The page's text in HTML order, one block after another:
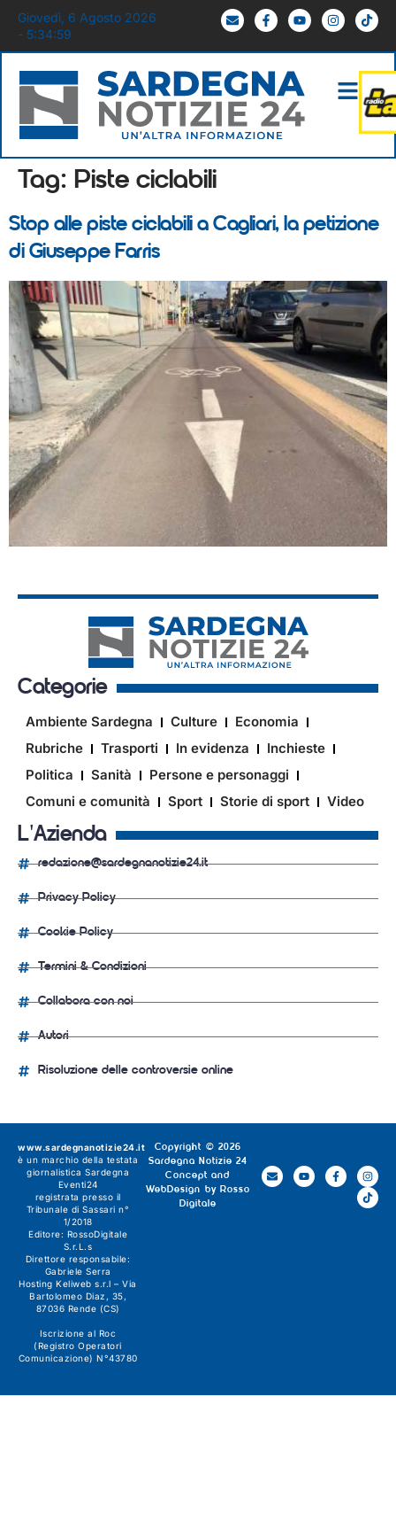
Giovedì, 6 Agosto 2026
- 5:34:59
Tag: Piste ciclabili
Stop alle piste ciclabili a Cagliari, la petizione
di Giuseppe Farris
Categorie
Ambiente Sardegna Culture
Economia
Rubriche
Trasporti In evidenza
Inchieste
Politica
Sanità
Persone e personaggi
Comuni e comunità
Sport Storie di sport Video
L'Azienda
redazione@sardegnanotizie24.it
Privacy Policy
Cookie Policy
Termini & Condizioni
Collabora con noi
Autori
Risoluzione delle controversie online
Copyright © 2026
Sardegna Notizie 24
Concept and
WebDesign by Rosso
Digitale
www.sardegnanotizie24.it
è un marchio della testata
giornalistica Sardegna
Eventi24
registrata presso il
Tribunale di Sassari n°
1/2018
Editore: RossoDigitale
S.r.L.s
Direttore responsabile:
Gabriele Serra
Hosting Keliweb s.r.l – Via
Bartolomeo Diaz, 35,
87036 Rende (CS)
Iscrizione al Roc
(Registro Operatori
Comunicazione) N°43780